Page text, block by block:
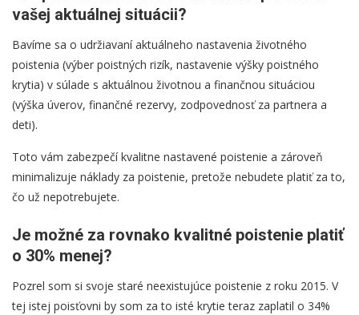
vašej aktuálnej situácii?
Bavíme sa o udržiavaní aktuálneho nastavenia životného
poistenia (výber poistných rizík, nastavenie výšky poistného
krytia) v súlade s aktuálnou životnou a finančnou situáciou
(výška úverov, finančné rezervy, zodpovednosť za partnera a
deti).
Toto vám zabezpečí kvalitne nastavené poistenie a zároveň
minimalizuje náklady za poistenie, pretože nebudete platiť za to,
čo už nepotrebujete.
Je možné za rovnako kvalitné poistenie platiť
o 30% menej?
Pozrel som si svoje staré neexistujúce poistenie z roku 2015. V
tej istej poisťovni by som za to isté krytie teraz zaplatil o 34%